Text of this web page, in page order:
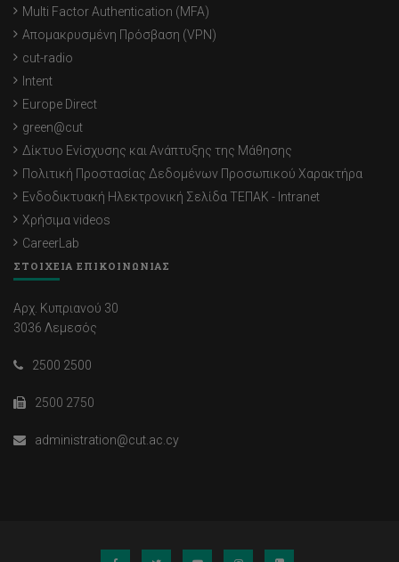
Multi Factor Authentication (MFA)
Απομακρυσμένη Πρόσβαση (VPN)
cut-radio
Intent
Europe Direct
green@cut
Δίκτυο Ενίσχυσης και Ανάπτυξης της Μάθησης
Πολιτική Προστασίας Δεδομένων Προσωπικού Χαρακτήρα
Ενδοδικτυακή Ηλεκτρονική Σελίδα ΤΕΠΑΚ - Intranet
Χρήσιμα videos
CareerLab
ΣΤΟΙΧΕΙΑ ΕΠΙΚΟΙΝΩΝΙΑΣ
Αρχ. Κυπριανού 30
3036 Λεμεσός
2500 2500
2500 2750
administration@cut.ac.cy